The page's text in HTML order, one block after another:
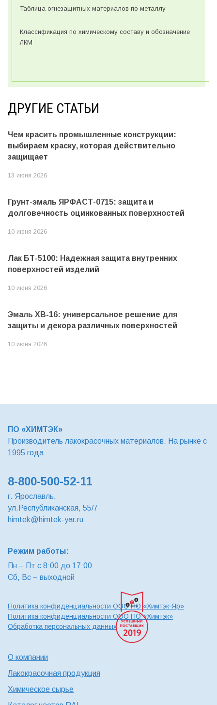
Таблица огнезащитных материалов по металлу
Классификация по химическому составу и обозначение
ЛКМ
ДРУГИЕ СТАТЬИ
Чем красить промышленные конструкции:
выбираем краску, которая действительно
защищает
13 июня 2026
Грунт-эмаль ЯРФАСТ-0715: защита и
долговечность оцинкованных поверхностей
10 июня 2026
Лак БТ-5100: Надежная защита внутренних
поверхностей изделий
10 июня 2026
Эмаль ХВ-16: универсальное решение для
защиты и декора различных поверхностей
10 июня 2026
ПО «ХИМТЭК»
Производитель лакокрасочных материалов. На рынке с
1995 года
8-800-500-52-11
г. Ярославль,
ул.Республиканская, 55/7
himtek@himtek-yar.ru
Режим работы:
Пн – Пт с 8:00 до 17:00
Сб, Вс – выходной
Политика конфиденциальности ООО ПО «Химтэк-Яр»
Политика конфиденциальности ООО ПО «Химтэк»
Обработка персональных данных
О компании
Лакокрасочная продукция
Химическое сырье